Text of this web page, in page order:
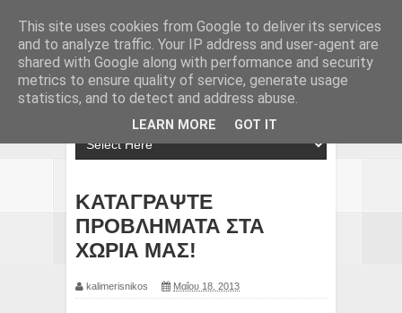
ΚΑΤΑΓΡΑΨΤΕ
ΠΡΟΒΛΗΜΑΤΑ ΣΤΑ
ΧΩΡΙΑ ΜΑΣ!
kalimerisnikos Μαΐου 18, 2013
This site uses cookies from Google to deliver its services
and to analyze traffic. Your IP address and user-agent are
shared with Google along with performance and security
metrics to ensure quality of service, generate usage
statistics, and to detect and address abuse.
LEARN MORE GOT IT